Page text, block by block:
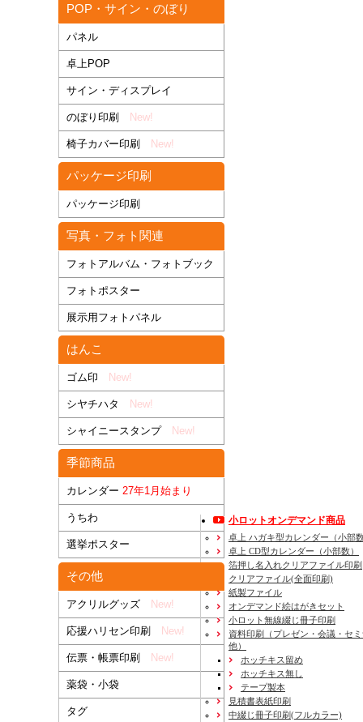
POP・サイン・のぼり
パネル
卓上POP
サイン・ディスプレイ
のぼり印刷 New!
椅子カバー印刷 New!
パッケージ印刷
パッケージ印刷
写真・フォト関連
フォトアルバム・フォトブック
フォトポスター
展示用フォトパネル
はんこ
ゴム印 New!
シヤチハタ New!
シャイニースタンプNew!
季節商品
カレンダー 27年1月始まり
うちわ
選挙ポスター
その他
アクリルグッズ New!
応援ハリセン印刷 New!
伝票・帳票印刷 New!
薬袋・小袋
タグ
小ロットオンデマンド商品
卓上 ハガキ型カレンダー（小部
卓上 CD型カレンダー（小部数）
箔押し名入れクリアファイル印刷
クリアファイル(全面印刷)
紙製ファイル
オンデマンド絵はがきセット
小ロット無線綴じ冊子印刷
資料印刷
（プレゼン・会議・セ
他）
ホッチキス留め
ホッチキス無し
テープ製本
見積書表紙印刷
中綴じ冊子印刷(フルカラー)